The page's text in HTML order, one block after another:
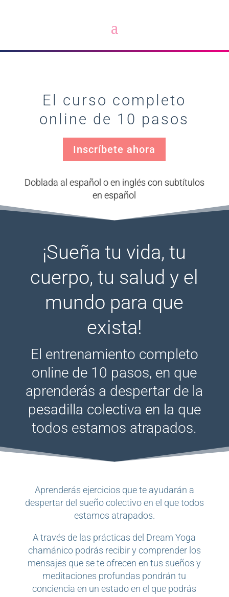
El curso completo
online de 10 pasos
Inscríbete ahora
Doblada al español o en inglés con subtítulos
en español
¡Sueña tu vida, tu
cuerpo, tu salud y el
mundo para que
exista!
El entrenamiento completo
online de 10 pasos, en que
aprenderás a despertar de la
pesadilla colectiva en la que
todos estamos atrapados.
Aprenderás ejercicios que te ayudarán a
despertar del sueño colectivo en el que todos
estamos atrapados.
A través de las prácticas del Dream Yoga
chamánico podrás recibir y comprender los
mensajes que se te ofrecen en tus sueños y
meditaciones profundas pondrán tu
conciencia en un estado en el que podrás